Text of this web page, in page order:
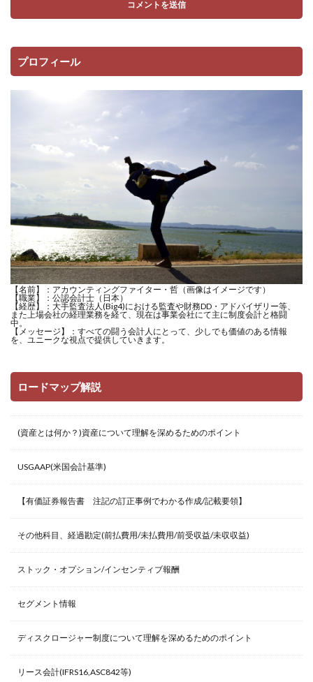
プロフィール
【名前】：アカウンティングファイター・哲（画像はイメージです）
【職業】：公認会計士（日本）
【経歴】：大手監査法人(Big4)における監査や財務DD・アドバイザリー等、
また上場会社の経理業務を経て、現在は事業会社にて主に制度会計と格闘
中。
【メッセージ】：すべての闘う会計人にとって、少しでも価値のある情報
を、ユニークな視点で提供していきます。
ロードマップ解説
(資産とは何か？)資産について理解を深めるためのポイント
USGAAP(米国会計基準)
【有価証券報告書 注記の訂正事例でわかる作成/記載要領】
その他科目、経過勘定(前払費用/未払費用/前受収益/未収収益)
ストック・オプション/インセンティブ報酬
セグメント情報
ディスクロージャー制度について理解を深めるためのポイント
リース会計(IFRS16,ASC842等)